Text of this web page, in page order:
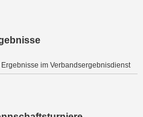
Ergebnisse im Verbandsergebnisdienst